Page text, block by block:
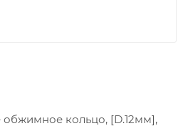
обжимное кольцо, [D.12мм],